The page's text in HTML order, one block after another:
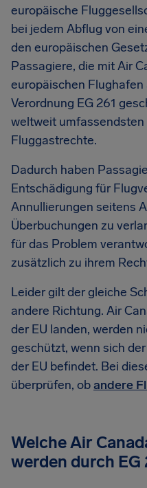
europäische
bei jedem Abflug von
den europäischen
Passagiere, die mit Air
europäischen
Verordnung EG 261
weltweit
Fluggastrechte.
Dadurch haben
Entschädigung für
Annullierungen seitens
Überbuchungen zu
für das Problem
zusätzlich zu ihrem
Leider gilt der gleiche
andere Richtung. Air
der EU landen, werden
geschützt, wenn sich
der EU befindet. Bei
überprüfen, obandere
Welche Air
werden durch EG